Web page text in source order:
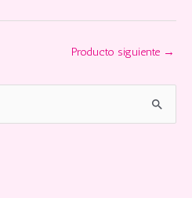
Producto siguiente →